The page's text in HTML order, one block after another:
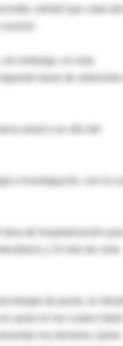
embargo, en esta
tasas de sobrevida
salud a un año del
e Investigación, con la
área de hospitalización
y 14 más de corta
de punta, en